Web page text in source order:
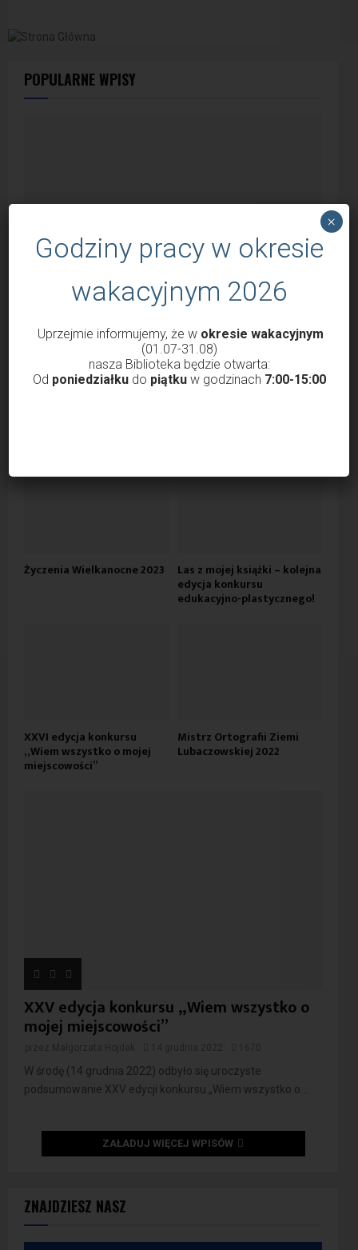
ZNAJDZIESZ NASZ
POPULARNE WPISY
Godziny otwarcia Biblioteki od 1 marca
Krzysztof Probola 18 lutego 2022 3037
Życzenia Wielkanocne 2023 Las z mojej książki – kolejna
edycja konkursu
edukacyjno-plastycznego!
XXVI edycja konkursu
„Wiem wszystko o mojej
miejscowości”
Mistrz Ortografii Ziemi
Lubaczowskiej 2022
XXV edycja konkursu „Wiem wszystko o
mojej miejscowości”
W środę (14 grudnia 2022) odbyło się uroczyste
podsumowanie XXV edycji konkursu „Wiem wszystko o...
ZAŁADUJ WIĘCEJ WPISÓW
Godziny pracy w okresie
wakacyjnym 2026
Uprzejmie informujemy, że w okresie wakacyjnym
(01.07-31.08)
nasza Biblioteka będzie otwarta:
Od poniedziałkudo piątkuw godzinach 7:00-15:00
×